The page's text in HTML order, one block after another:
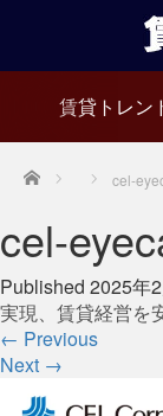
賃貸トレン
Home cel-
cel-
Published 2025年
実現、賃貸経営を
← Previous
Next →